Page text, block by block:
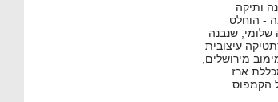
ותיקה
- הוחלט
שנבנה
עיצובית
מירושלים,
ארז
הקמפוס